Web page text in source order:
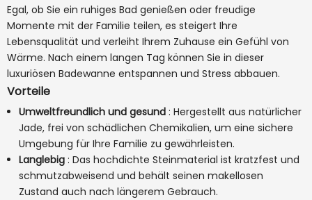
Egal, ob Sie ein ruhiges Bad genießen oder freudige
Momente mit der Familie teilen, es steigert Ihre
Lebensqualität und verleiht Ihrem Zuhause ein Gefühl von
Wärme. Nach einem langen Tag können Sie in dieser
luxuriösen Badewanne entspannen und Stress abbauen.
Vorteile
Umweltfreundlich und gesund : Hergestellt aus natürlicher
Jade, frei von schädlichen Chemikalien, um eine sichere
Umgebung für Ihre Familie zu gewährleisten.
Langlebig : Das hochdichte Steinmaterial ist kratzfest und
schmutzabweisend und behält seinen makellosen
Zustand auch nach längerem Gebrauch.